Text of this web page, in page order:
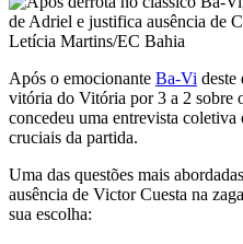
Letícia Martins/EC Bahia
Após o emocionante Ba-Vi deste
vitória do Vitória por 3 a 2 sobre
concedeu uma entrevista
cruciais da partida.
Uma das questões mais
ausência de Victor Cuesta na
sua escolha: